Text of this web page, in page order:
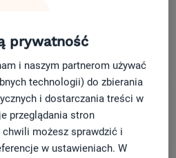
inne materiały:
prywatność
i naszym partnerom używać
technologii) do zbierania
i dostarczania treści w
przeglądania stron
możesz sprawdzić i
w ustawieniach. W